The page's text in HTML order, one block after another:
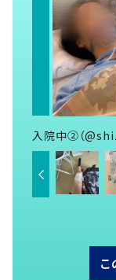
入院中②（
こ